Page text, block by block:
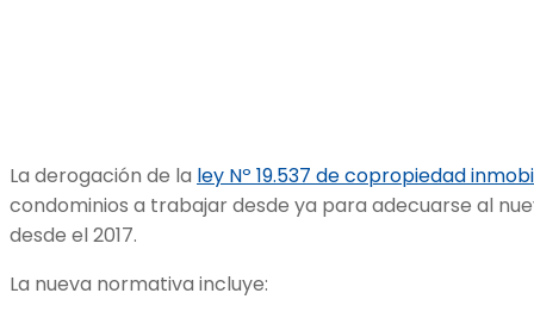
La derogación de la ley Nº 19.537 de copropiedad
condominios a trabajar desde ya para adecuarse al
desde el 2017.
La nueva normativa incluye: